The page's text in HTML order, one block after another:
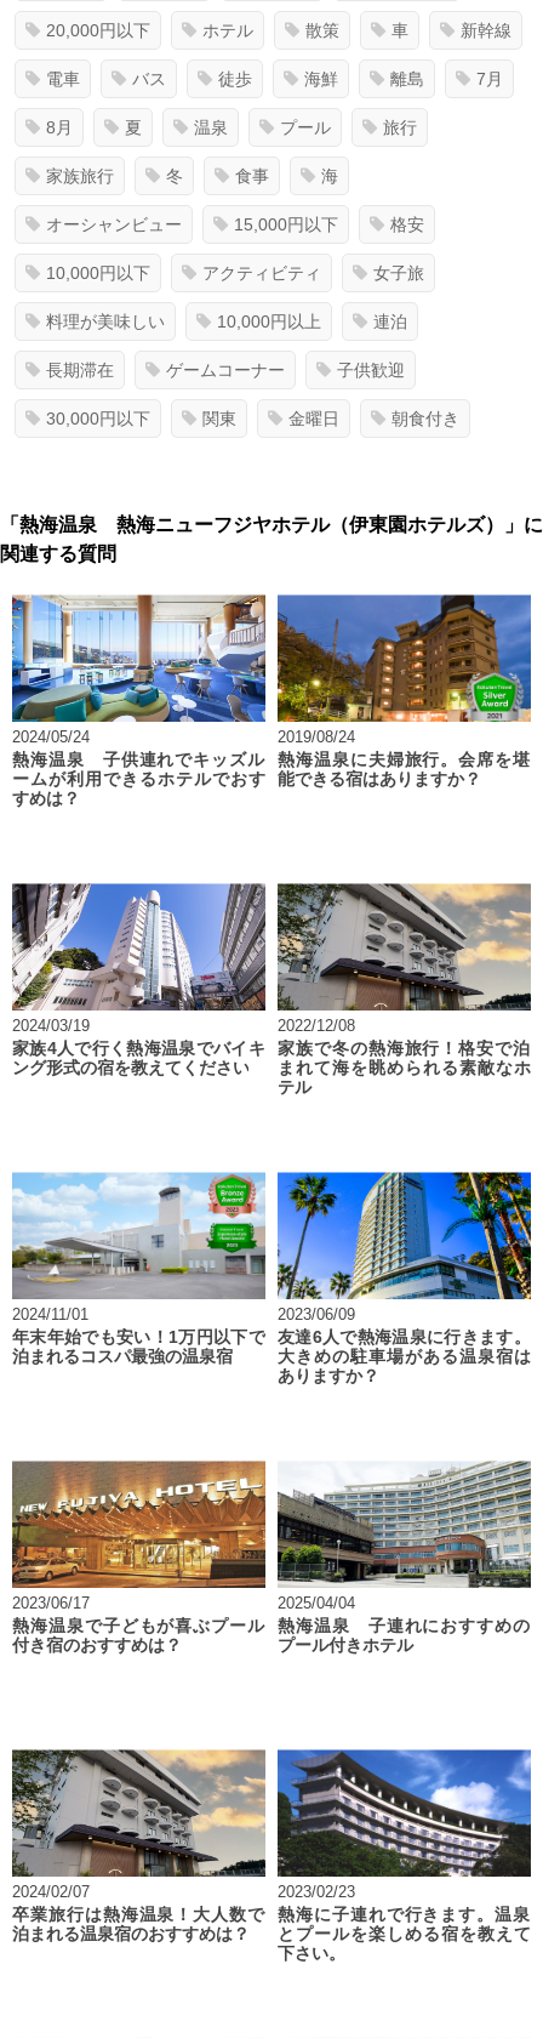
20,000円以下 ホテル 散策 車 新幹線
電車 バス 徒歩 海鮮 離島 7月
8月 夏 温泉 プール 旅行
家族旅行 冬 食事 海
オーシャンビュー 15,000円以下 格安
10,000円以下 アクティビティ 女子旅
料理が美味しい 10,000円以上 連泊
長期滞在 ゲームコーナー 子供歓迎
30,000円以下 関東 金曜日 朝食付き
「熱海温泉 熱海ニューフジヤホテル（伊東園ホテルズ）」に
関連する質問
2024/05/24
熱海温泉 子供連れでキッズル
ームが利用できるホテルでおす
すめは？
2019/08/24
熱海温泉に夫婦旅行。会席を堪
能できる宿はありますか？
2024/03/19
家族4人で行く熱海温泉でバイキ
ング形式の宿を教えてください
2022/12/08
家族で冬の熱海旅行！格安で泊
まれて海を眺められる素敵なホ
テル
2024/11/01
年末年始でも安い！1万円以下で
泊まれるコスパ最強の温泉宿
2023/06/09
友達6人で熱海温泉に行きます。
大きめの駐車場がある温泉宿は
ありますか？
2023/06/17
熱海温泉で子どもが喜ぶプール
付き宿のおすすめは？
2025/04/04
熱海温泉 子連れにおすすめの
プール付きホテル
2024/02/07
卒業旅行は熱海温泉！大人数で
泊まれる温泉宿のおすすめは？
2023/02/23
熱海に子連れで行きます。温泉
とプールを楽しめる宿を教えて
下さい。